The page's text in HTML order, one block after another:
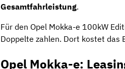
Gesamtfahrleistung.
Für den Opel Mokka-e 100kW
Doppelte zahlen. Dort kostet das
Opel Mokka-e: